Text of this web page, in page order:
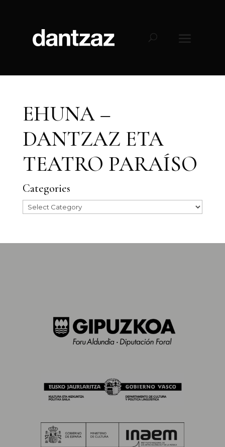
EHUNA –
DANTZAZ ETA
TEATRO PARAÍSO
Categories
Categories